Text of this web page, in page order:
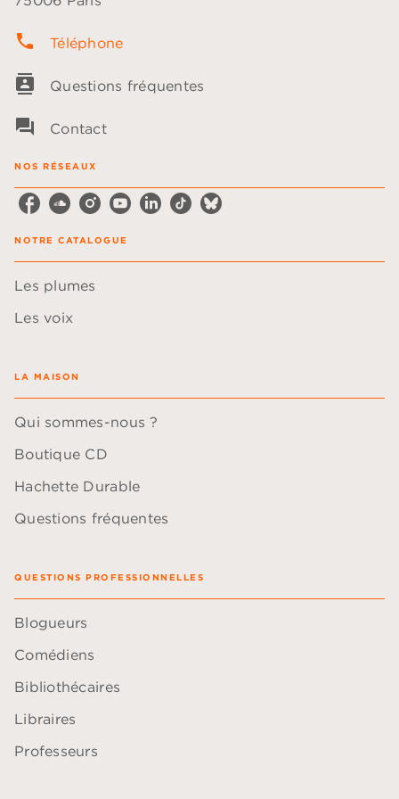
phone Téléphone
contacts Questions fréquentes
question_answer Contact
NOS RÉSEAUX
NOTRE CATALOGUE
Les plumes
Les voix
LA MAISON
Qui sommes-nous ?
Boutique CD
Hachette Durable
Questions fréquentes
QUESTIONS PROFESSIONNELLES
Blogueurs
Comédiens
Bibliothécaires
Libraires
Professeurs